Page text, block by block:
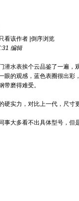
看该作者 倒序浏览
编辑
水表挨个云品鉴了一遍，
眼的观感，蓝色表圈很出
带磨得难受。
实力，对比上一代，尺寸
事大多看不出具体型号，但